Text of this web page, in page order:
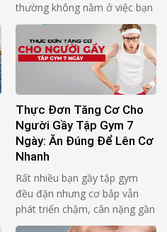
thường không nằm ở việc bạn
“thiếu chăm”, mà nằm ở rep
không tạo đủ lực lên cơ mục
tiêu trong đủ thời gian. Bạn
thấy mệt, thấy nặng, nhưng cơ
không “nhận bài”. 4 câu hỏi tự
Thực Đơn Tăng Cơ Cho
Người Gầy Tập Gym 7
Ngày: Ăn Đúng Để Lên Cơ
Nhanh
Rất nhiều bạn gầy tập gym
đều đặn nhưng cơ bắp vẫn
phát triển chậm, cân nặng gần
như không thay đổi. Nguyên